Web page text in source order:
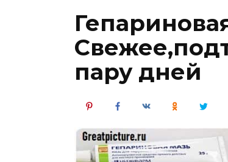
пару дней